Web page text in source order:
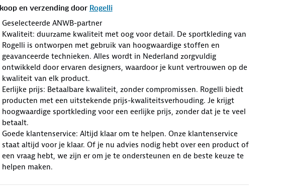
en verzending door Rogelli
Geselecteerde ANWB-partner
Kwaliteit: duurzame kwaliteit met oog voor detail. De sportkleding van
Rogelli is ontworpen met gebruik van hoogwaardige stoffen en
geavanceerde technieken. Alles wordt in Nederland zorgvuldig
ontwikkeld door ervaren designers, waardoor je kunt vertrouwen op de
kwaliteit van elk product.
Eerlijke prijs: Betaalbare kwaliteit, zonder compromissen. Rogelli biedt
producten met een uitstekende prijs-kwaliteitsverhouding. Je krijgt
hoogwaardige sportkleding voor een eerlijke prijs, zonder dat je te veel
betaalt.
Goede klantenservice: Altijd klaar om te helpen. Onze klantenservice
staat altijd voor je klaar. Of je nu advies nodig hebt over een product of
een vraag hebt, we zijn er om je te ondersteunen en de beste keuze te
helpen maken.